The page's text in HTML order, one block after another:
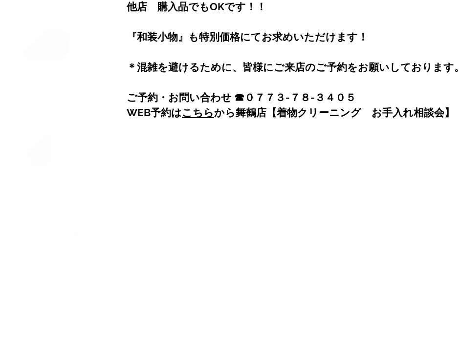
他店　購入品でもOKです！！
『和装小物』も特別価格にてお求めいただけます！
＊混雑を避けるために、皆様にご来店のご予約をお願いしております。
ご予約・お問い合わせ ☎０７７３-７８-３４０５
WEB予約はこちらから舞鶴店【着物クリーニング　お手入れ相談会】